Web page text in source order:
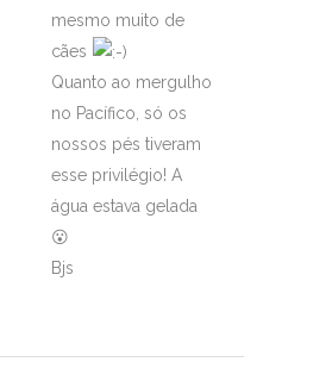
mesmo muito de
cães
Quanto ao mergulho
no Pacífico, só os
nossos pés tiveram
esse privilégio! A
água estava gelada
😮
Bjs